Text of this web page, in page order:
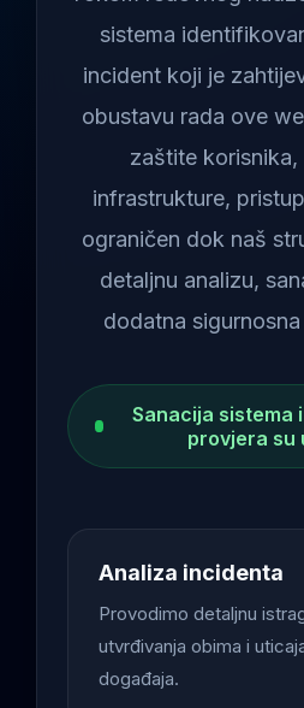
sistema
incident koji je
obustavu rada ove
zaštite
infrastrukture,
ograničen dok naš
detaljnu analizu,
dodatna
Sanacija sistema
provjera su
Analiza incidenta
Provodimo detaljnu
utvrđivanja obima i
događaja.